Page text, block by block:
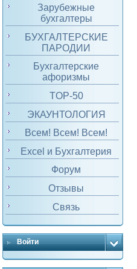
Зарубежные
бухгалтеры
БУХГАЛТЕРСКИЕ
ПАРОДИИ
Бухгалтерские
афоризмы
TOP-50
ЭКАУНТОЛОГИЯ
Всем! Всем! Всем!
Excel и Бухгалтерия
Форум
Отзывы
Связь
Войти